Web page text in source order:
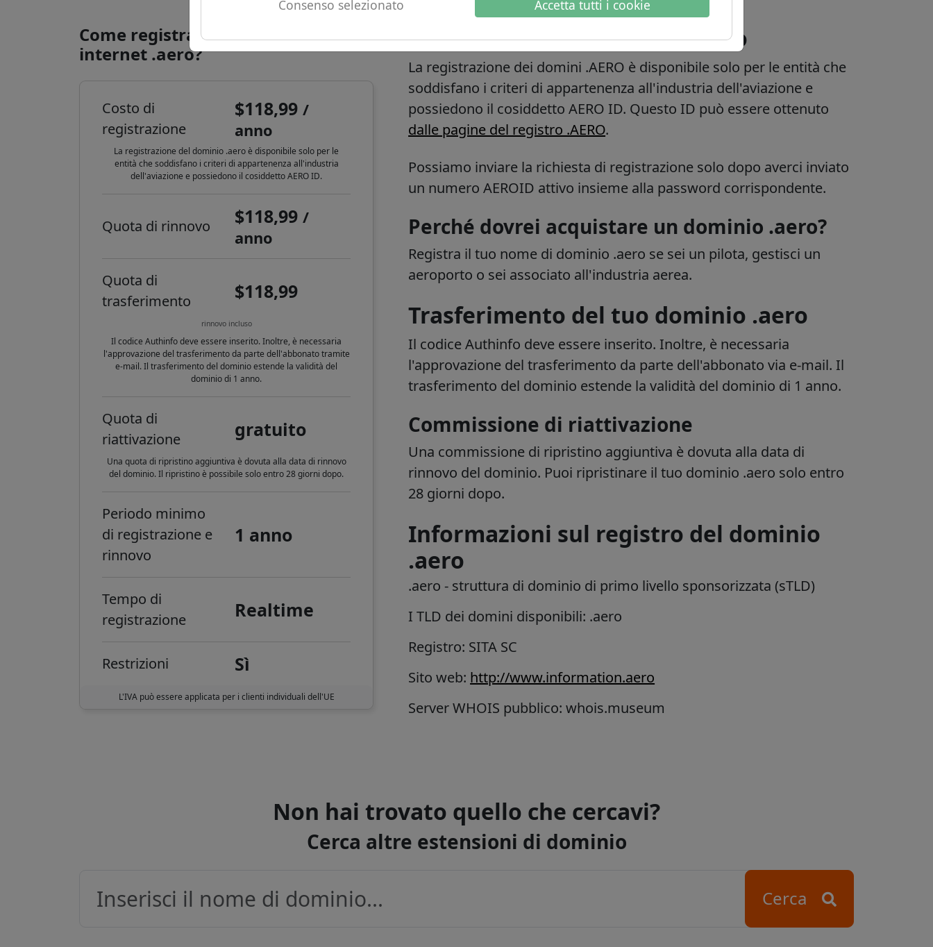
Consenso selezionato Accetta tutti i cookie
Come registrare un dominio
internet .aero?
Costo di
registrazione
$118,99/
anno
La registrazione del dominio .aero è disponibile solo per le
entità che soddisfano i criteri di appartenenza all'industria
dell'aviazione e possiedono il cosiddetto AERO ID.
Quota di rinnovo $118,99/
anno
Quota di
trasferimento
$118,99
rinnovo incluso
Il codice Authinfo deve essere inserito. Inoltre, è necessaria
l'approvazione del trasferimento da parte dell'abbonato tramite
e-mail. Il trasferimento del dominio estende la validità del
dominio di 1 anno.
Quota di
riattivazione
gratuito
Una quota di ripristino aggiuntiva è dovuta alla data di rinnovo
del dominio. Il ripristino è possibile solo entro 28 giorni dopo.
Periodo minimo
di registrazione e
rinnovo
1 anno
Tempo di
registrazione
Realtime
Restrizioni Sì
L'IVA può essere applicata per i clienti individuali dell'UE
.aero informazioni sul dominio
La registrazione dei domini .AERO è disponibile solo per le entità che
soddisfano i criteri di appartenenza all'industria dell'aviazione e
possiedono il cosiddetto AERO ID. Questo ID può essere ottenuto
dalle pagine del registro .AERO.
Possiamo inviare la richiesta di registrazione solo dopo averci inviato
un numero AEROID attivo insieme alla password corrispondente.
Perché dovrei acquistare un dominio .aero?
Registra il tuo nome di dominio .aero se sei un pilota, gestisci un
aeroporto o sei associato all'industria aerea.
Trasferimento del tuo dominio .aero
Il codice Authinfo deve essere inserito. Inoltre, è necessaria
l'approvazione del trasferimento da parte dell'abbonato via e-mail. Il
trasferimento del dominio estende la validità del dominio di 1 anno.
Commissione di riattivazione
Una commissione di ripristino aggiuntiva è dovuta alla data di
rinnovo del dominio. Puoi ripristinare il tuo dominio .aero solo entro
28 giorni dopo.
Informazioni sul registro del dominio
.aero
.aero - struttura di dominio di primo livello sponsorizzata (sTLD)
I TLD dei domini disponibili: .aero
Registro: SITA SC
Sito web: http://www.information.aero
Server WHOIS pubblico: whois.museum
Non hai trovato quello che cercavi?
Cerca altre estensioni di dominio
Cerca